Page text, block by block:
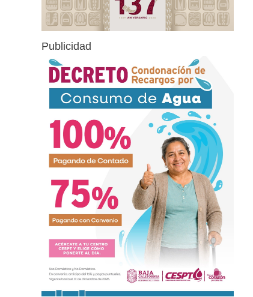
Publicidad